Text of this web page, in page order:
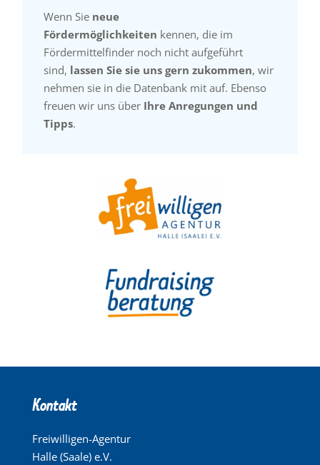
Wenn Sie neue
Fördermöglichkeiten kennen, die im
Fördermittelfinder noch nicht aufgeführt
sind, lassen Sie sie uns gern zukommen, wir
nehmen sie in die Datenbank mit auf. Ebenso
freuen wir uns über Ihre Anregungen und
Tipps.
Kontakt
Freiwilligen-Agentur
Halle (Saale) e.V.